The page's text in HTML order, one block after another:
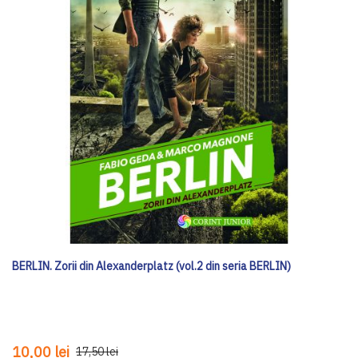
BERLIN. Zorii din Alexanderplatz (vol.2 din seria BERLIN)
10,00 lei 17,50 lei